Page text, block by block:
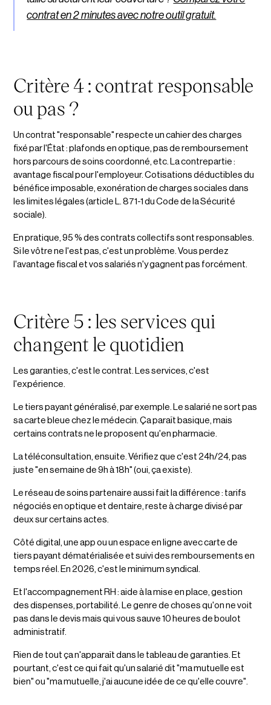
contrat en 2 minutes avec notre outil gratuit.
Critère 4 : contrat responsable
ou pas ?
Un contrat "responsable" respecte un cahier des charges
fixé par l'État : plafonds en optique, pas de remboursement
hors parcours de soins coordonné, etc. La contrepartie :
avantage fiscal pour l'employeur. Cotisations déductibles du
bénéfice imposable, exonération de charges sociales dans
les limites légales (article L. 871-1 du Code de la Sécurité
sociale).
En pratique, 95 % des contrats collectifs sont responsables.
Si le vôtre ne l'est pas, c'est un problème. Vous perdez
l'avantage fiscal et vos salariés n'y gagnent pas forcément.
Critère 5 : les services qui
changent le quotidien
Les garanties, c'est le contrat. Les services, c'est
l'expérience.
Le tiers payant généralisé, par exemple. Le salarié ne sort pas
sa carte bleue chez le médecin. Ça paraît basique, mais
certains contrats ne le proposent qu'en pharmacie.
La téléconsultation, ensuite. Vérifiez que c'est 24h/24, pas
juste "en semaine de 9h à 18h" (oui, ça existe).
Le réseau de soins partenaire aussi fait la différence : tarifs
négociés en optique et dentaire, reste à charge divisé par
deux sur certains actes.
Côté digital, une app ou un espace en ligne avec carte de
tiers payant dématérialisée et suivi des remboursements en
temps réel. En 2026, c'est le minimum syndical.
Et l'accompagnement RH : aide à la mise en place, gestion
des dispenses, portabilité. Le genre de choses qu'on ne voit
pas dans le devis mais qui vous sauve 10 heures de boulot
administratif.
Rien de tout ça n'apparaît dans le tableau de garanties. Et
pourtant, c'est ce qui fait qu'un salarié dit "ma mutuelle est
bien" ou "ma mutuelle, j'ai aucune idée de ce qu'elle couvre".